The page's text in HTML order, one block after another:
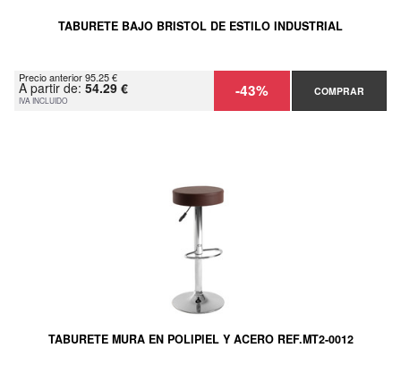
TABURETE BAJO BRISTOL DE ESTILO INDUSTRIAL
Precio anterior 95.25 €
A partir de: 54.29 €
IVA INCLUIDO -43% COMPRAR
TABURETE MURA EN POLIPIEL Y ACERO REF.MT2-0012